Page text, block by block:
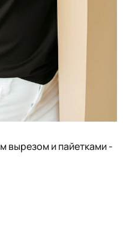
вырезом и пайетками -